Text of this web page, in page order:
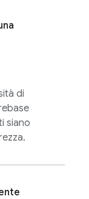
di
siano